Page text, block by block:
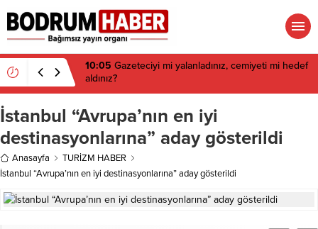
10:05 Gazeteciyi mi yalanladınız, cemiyeti mi hedef
aldınız?
İstanbul “Avrupa’nın en iyi
destinasyonlarına” aday gösterildi
Anasayfa
TURİZM HABER
İstanbul “Avrupa’nın en iyi destinasyonlarına” aday gösterildi